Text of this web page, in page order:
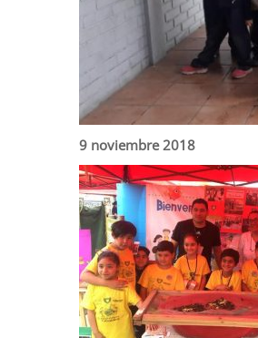
9 noviembre 2018